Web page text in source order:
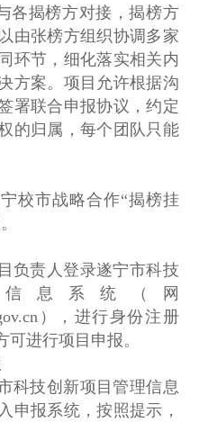
各揭榜方对接，揭榜方
由张榜方组织协调多家
环节，细化落实相关内
方案。项目允许根据沟
署联合申报协议，约定
的归属，每个团队只能
校市战略合作“揭榜挂
负责人登录遂宁市科技
息系统（网
），进行身份注册
进行项目申报。
科技创新项目管理信息
申报系统，按照提示，